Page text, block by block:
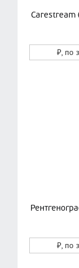
Carestream
₽, по
₽, по